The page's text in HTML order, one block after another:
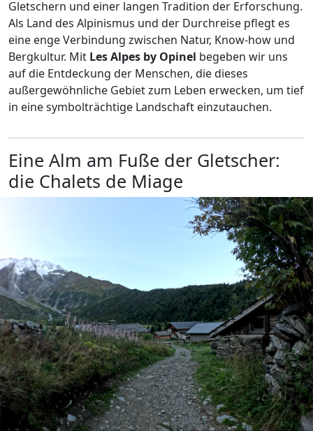
Gletschern und einer langen Tradition der Erforschung.
Als Land des Alpinismus und der Durchreise pflegt es
eine enge Verbindung zwischen Natur, Know-how und
Bergkultur. Mit Les Alpes by Opinel begeben wir uns
auf die Entdeckung der Menschen, die dieses
außergewöhnliche Gebiet zum Leben erwecken, um tief
in eine symbolträchtige Landschaft einzutauchen.
Eine Alm am Fuße der Gletscher:
die Chalets de Miage